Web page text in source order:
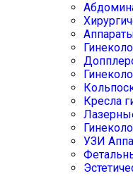
Кресла
УЗИ